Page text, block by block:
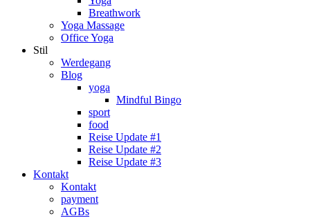
Breathwork
Yoga Massage
Office Yoga
Stil
Werdegang
Blog
yoga
Mindful Bingo
sport
food
Reise Update #1
Reise Update #2
Reise Update #3
Kontakt
Kontakt
payment
AGBs